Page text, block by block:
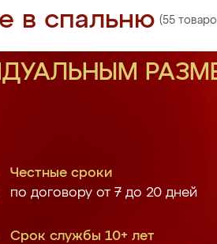
в спальню (55
Честные сроки
по договору от 7 до 20 дней
Срок службы 10+ лет